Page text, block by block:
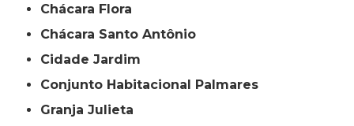
Chácara Flora
Chácara Santo Antônio
Cidade Jardim
Conjunto Habitacional Palmares
Granja Julieta